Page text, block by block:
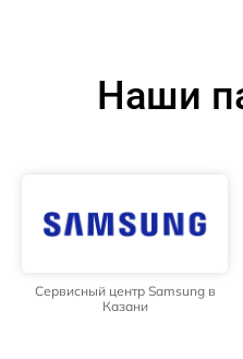
Наши
Сервисный центр Samsung в
Казани